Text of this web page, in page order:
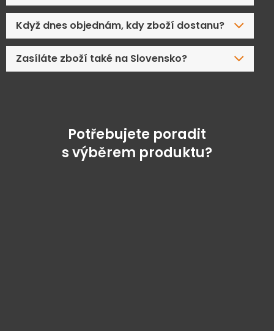
Když dnes objednám, kdy zboží dostanu?
Zasíláte zboží také na Slovensko?
Potřebujete poradit
s výběrem produktu?